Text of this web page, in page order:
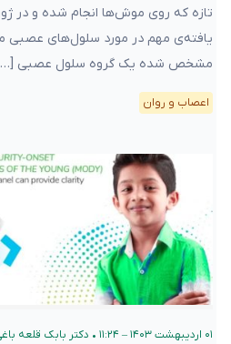
تازه که روی موش‌ها انجام شده و در
یافته‌ی مهم در مورد سلول‌های عصبی
مشخص شده یک گروه سلول‌ عصبی […]
اعصاب و روان
۰۱ اردیبهشت ۱۴۰۳ – ۱۱:۲۴ • دکتر بابک قلعه‌